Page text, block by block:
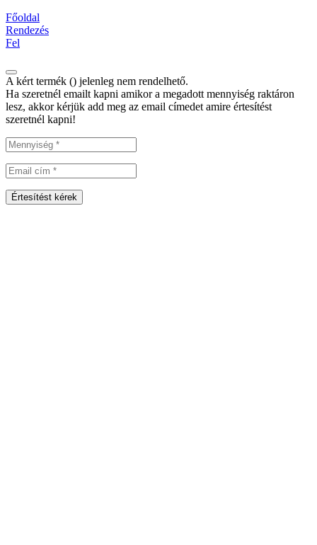
Főoldal
Rendezés
Fel
A kért termék () jelenleg nem rendelhető.
Ha szeretnél emailt kapni amikor a megadott mennyiség raktáron
lesz, akkor kérjük add meg az email címedet amire értesítést
szeretnél kapni!